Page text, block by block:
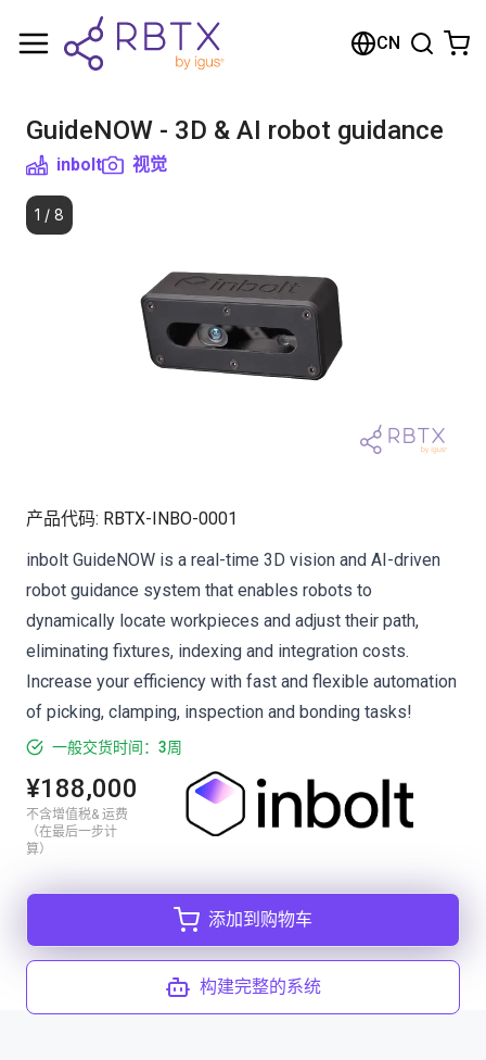
CN
GuideNOW - 3D & AI robot guidance
inbolt 视觉
1 / 8
产品代码: RBTX-INBO-0001
inbolt GuideNOW is a real-time 3D vision and AI-driven
robot guidance system that enables robots to
dynamically locate workpieces and adjust their path,
eliminating fixtures, indexing and integration costs.
Increase your efficiency with fast and flexible automation
of picking, clamping, inspection and bonding tasks!
一般交货时间：3周
¥188,000
不含增值税& 运费
（在最后一步计
算）
添加到购物车
构建完整的系统
购物车
浏览商店